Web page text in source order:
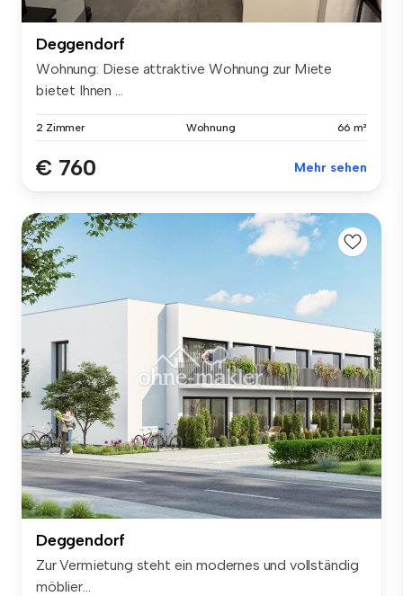
Deggendorf
Wohnung: Diese attraktive Wohnung zur Miete
bietet Ihnen ...
2 Zimmer Wohnung 66 m²
€ 760 Mehr sehen
Deggendorf
Zur Vermietung steht ein modernes und vollständig
möblier...